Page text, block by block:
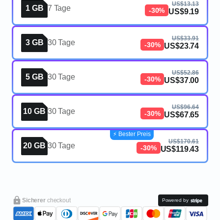
1 GB 7 Tage -30%
US$13.13
US$9.19
3 GB 30 Tage -30%
US$33.91
US$23.74
5 GB 30 Tage -30%
US$52.86
US$37.00
10 GB 30 Tage -30%
US$96.64
US$67.65
20 GB 30 Tage -30%
US$170.61
US$119.43
⚡️ Bester Preis
Sicherer checkout Powered by